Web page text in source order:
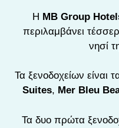
Η MB Group
περιλαμβάνει
νησί
Τα ξενοδοχείων είναι
Suites, Mer Bleu
Τα δυο πρώτα